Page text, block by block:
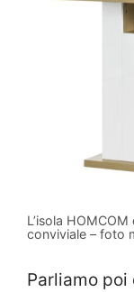
L’isola
conviviale – foto
Parliamo poi